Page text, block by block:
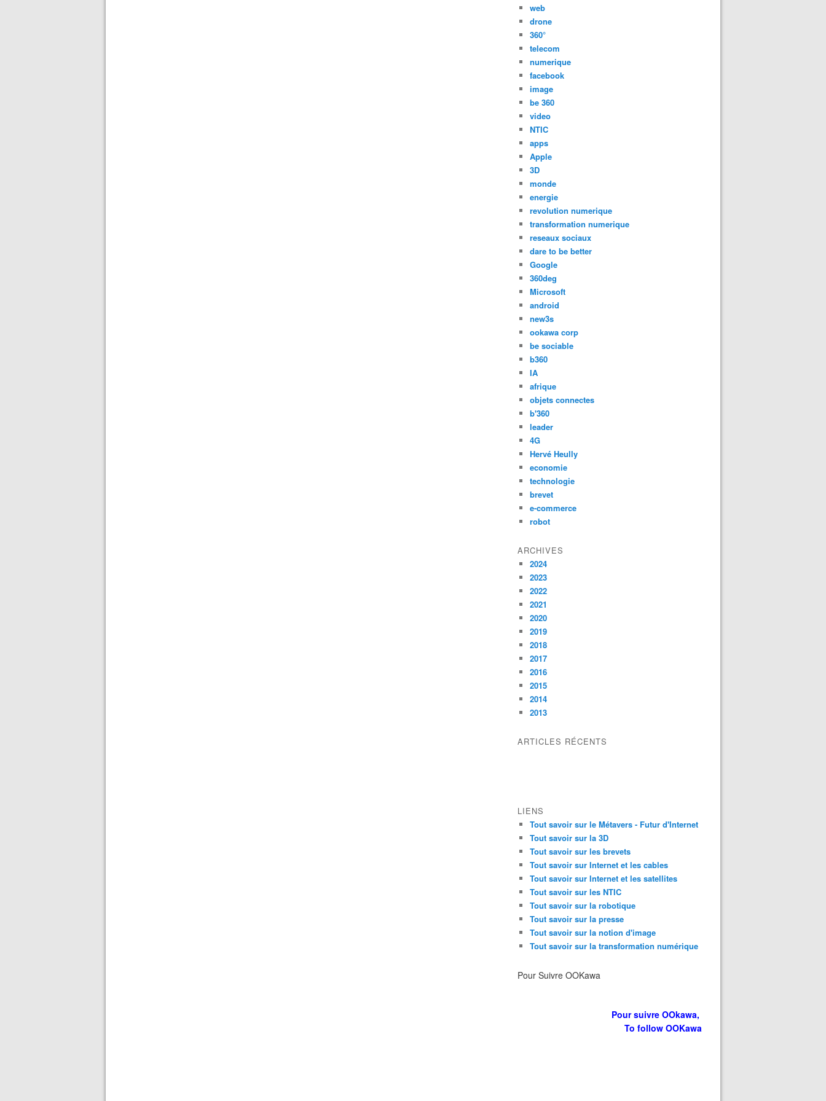
web
drone
360°
telecom
numerique
facebook
image
be 360
video
NTIC
apps
Apple
3D
monde
energie
revolution numerique
transformation numerique
reseaux sociaux
dare to be better
Google
360deg
Microsoft
android
new3s
ookawa corp
be sociable
b360
IA
afrique
objets connectes
b'360
leader
4G
Hervé Heully
economie
technologie
brevet
e-commerce
robot
ARCHIVES
2024
2023
2022
2021
2020
2019
2018
2017
2016
2015
2014
2013
ARTICLES RÉCENTS
LIENS
Tout savoir sur le Métavers - Futur d'Internet
Tout savoir sur la 3D
Tout savoir sur les brevets
Tout savoir sur Internet et les cables
Tout savoir sur Internet et les satellites
Tout savoir sur les NTIC
Tout savoir sur la robotique
Tout savoir sur la presse
Tout savoir sur la notion d'image
Tout savoir sur la transformation numérique
Pour Suivre OOKawa
Pour suivre OOkawa,
To follow OOKawa